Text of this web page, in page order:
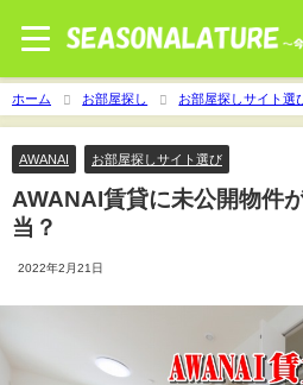
ホーム お部屋探し お部屋探しサイト選
未公開物件があるというのは本当？
AWANAI お部屋探しサイト選び
AWANAI賃貸に未公開物件
当？
2022年2月21日